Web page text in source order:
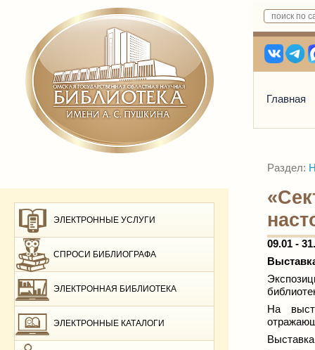
Главная
ЭЛЕКТРОННЫЕ УСЛУГИ
СПРОСИ БИБЛИОГРАФА
ЭЛЕКТРОННАЯ БИБЛИОТЕКА
ЭЛЕКТРОННЫЕ КАТАЛОГИ
Раздел:
09.01 -
На